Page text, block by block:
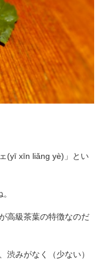
(yī xīn liǎng yè)」とい
高級茶葉の特徴なのだ
渋みがなく（少ない）